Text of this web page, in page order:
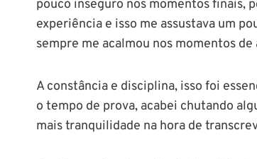
pouco inseguro nos momentos finais,
experiência e isso me assustava um
sempre me acalmou nos momentos de
A constância e disciplina, isso foi
o tempo de prova, acabei chutando
mais tranquilidade na hora de